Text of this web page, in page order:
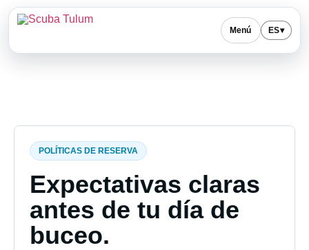
Menú ES▾
POLÍTICAS DE RESERVA
Expectativas claras
antes de tu día de
buceo.